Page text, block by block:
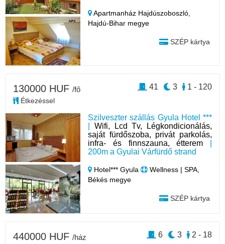
Apartmanház Hajdúszoboszló,
Hajdú-Bihar megye
SZÉP kártya
Szilveszter szállás Gyula Hotel ***
Wifi, Lcd Tv, Légkondicionálás,
saját fürdőszoba, privát parkolás,
infra- és finnszauna, étterem
200m a Gyulai Várfürdő strand
Hotel*** Gyula
Wellness | SPA,
Békés megye
SZÉP kártya
130000 HUF /fő
Étkezéssel
1 - 120
3
41
440000 HUF /ház 2 - 18
3
6